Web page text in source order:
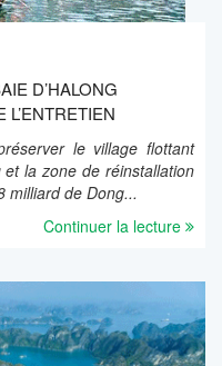
D’HALONG
le village flottant
et la zone de réinstallation
milliard de Dong...
Continuer la lecture